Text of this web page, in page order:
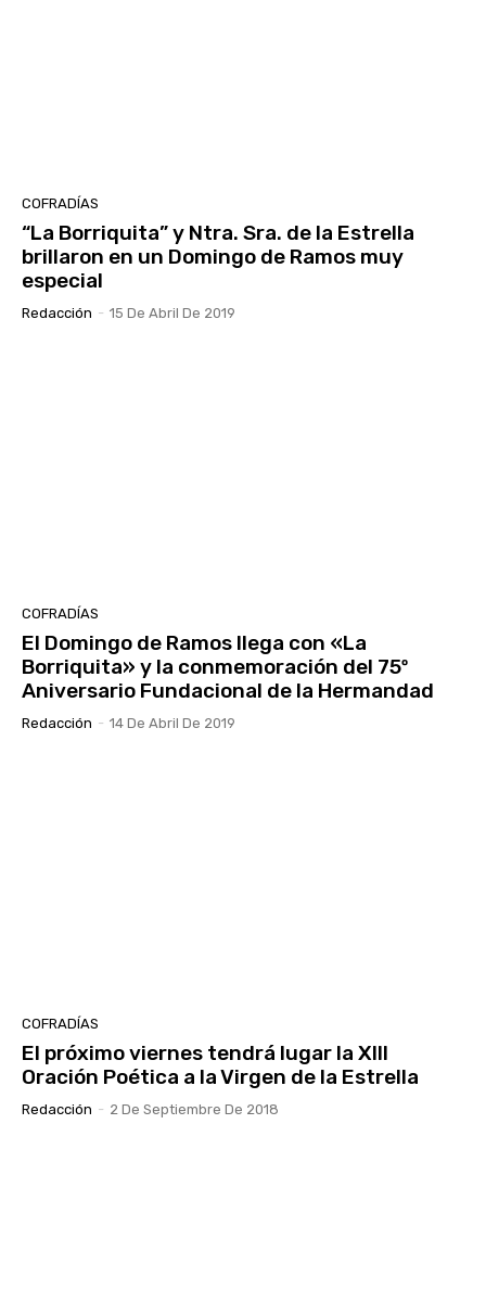
COFRADÍAS
“La Borriquita” y Ntra. Sra. de la Estrella
brillaron en un Domingo de Ramos muy
especial
Redacción - 15 De Abril De 2019
COFRADÍAS
El Domingo de Ramos llega con «La
Borriquita» y la conmemoración del 75º
Aniversario Fundacional de la Hermandad
Redacción - 14 De Abril De 2019
COFRADÍAS
El próximo viernes tendrá lugar la XIII
Oración Poética a la Virgen de la Estrella
Redacción - 2 De Septiembre De 2018